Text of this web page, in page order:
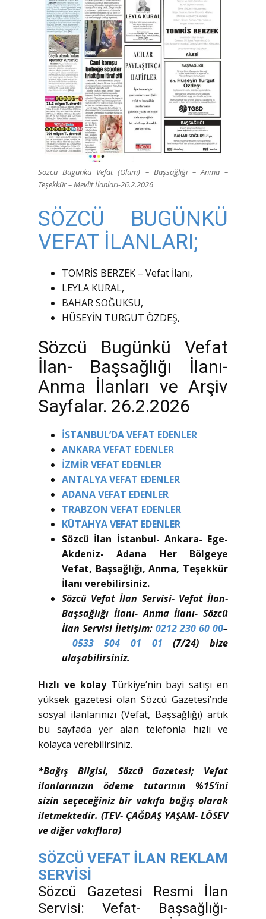
Sözcü Bugünkü Vefat (Ölüm) – Başsağlığı – Anma –
Teşekkür – Mevlit İlanları-26.2.2026
SÖZCÜ BUGÜNKÜ
VEFAT İLANLARI;
TOMRİS BERZEK – Vefat İlanı,
LEYLA KURAL,
BAHAR SOĞUKSU,
HÜSEYİN TURGUT ÖZDEŞ,
Sözcü Bugünkü Vefat
İlan- Başsağlığı İlanı-
Anma İlanları ve Arşiv
Sayfalar. 26.2.2026
İSTANBUL’DA VEFAT EDENLER
ANKARA VEFAT EDENLER
İZMİR VEFAT EDENLER
ANTALYA VEFAT EDENLER
ADANA VEFAT EDENLER
TRABZON VEFAT EDENLER
KÜTAHYA VEFAT EDENLER
Sözcü İlan İstanbul- Ankara- Ege-
Akdeniz- Adana Her Bölgeye
Vefat, Başsağlığı, Anma, Teşekkür
İlanı verebilirsiniz.
Sözcü Vefat İlan Servisi- Vefat İlan-
Başsağlığı İlanı- Anma İlanı- Sözcü
İlan Servisi İletişim: 0212 230 60 00–
0533 504 01 01 (7/24) bize
ulaşabilirsiniz.
Hızlı ve kolayTürkiye’nin bayi satışı en
yüksek gazetesi olan Sözcü Gazetesi’nde
sosyal ilanlarınızı (Vefat, Başsağlığı) artık
bu sayfada yer alan telefonla hızlı ve
kolayca verebilirsiniz.
*Bağış Bilgisi, Sözcü Gazetesi; Vefat
ilanlarınızın ödeme tutarının %15’ini
sizin seçeceğiniz bir vakıfa bağış olarak
iletmektedir. (TEV- ÇAĞDAŞ YAŞAM- LÖSEV
ve diğer vakıflara)
SÖZCÜ VEFAT İLAN REKLAM
SERVİSİ
Sözcü Gazetesi Resmi İlan
Servisi: Vefat- Başsağlığı-